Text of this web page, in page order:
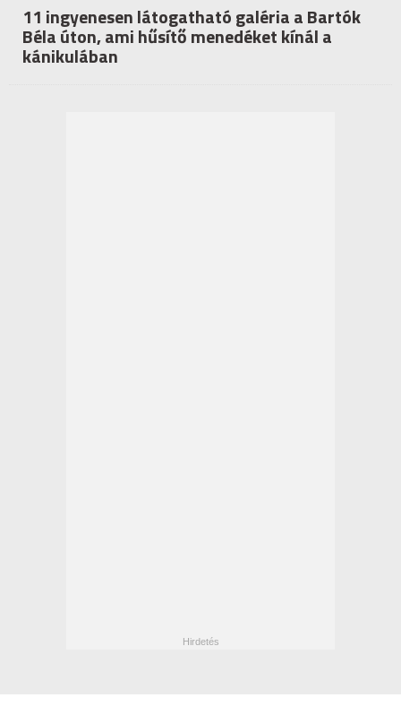
11 ingyenesen látogatható galéria a Bartók
Béla úton, ami hűsítő menedéket kínál a
kánikulában